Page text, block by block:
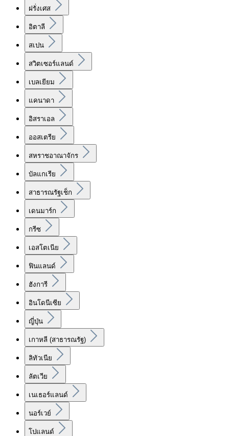
ฝรั่งเศส
อิตาลี
สเปน
สวิตเซอร์แลนด์
เบลเยียม
แคนาดา
อิสราเอล
ออสเตรีย
สหราชอาณาจักร
บัลแกเรีย
สาธารณรัฐเช็ก
เดนมาร์ก
กรีซ
เอสโตเนีย
ฟินแลนด์
ฮังการี
อินโดนีเซีย
ญี่ปุ่น
เกาหลี (สาธารณรัฐ)
ลิทัวเนีย
ลัตเวีย
เนเธอร์แลนด์
นอร์เวย์
โปแลนด์